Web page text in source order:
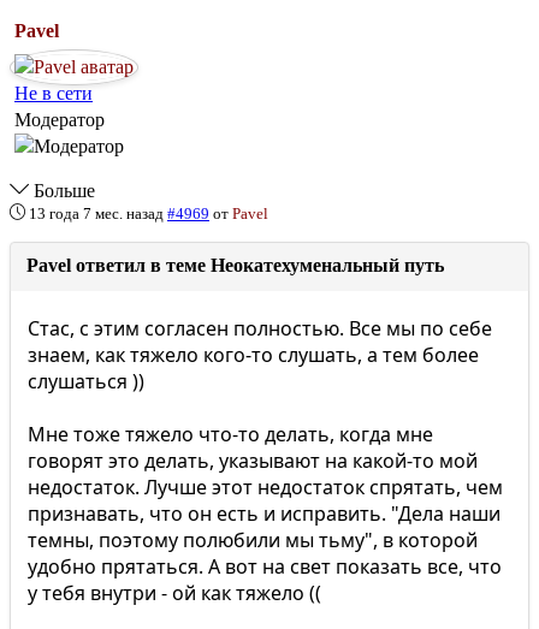
Pavel
Не в сети
Модератор
Больше
13 года 7 мес. назад #4969 от Pavel
Pavel ответил в теме Неокатехуменальный путь
Стас, с этим согласен полностью. Все мы по себе
знаем, как тяжело кого-то слушать, а тем более
слушаться ))
Мне тоже тяжело что-то делать, когда мне
говорят это делать, указывают на какой-то мой
недостаток. Лучше этот недостаток спрятать, чем
признавать, что он есть и исправить. "Дела наши
темны, поэтому полюбили мы тьму", в которой
удобно прятаться. А вот на свет показать все, что
у тебя внутри - ой как тяжело ((